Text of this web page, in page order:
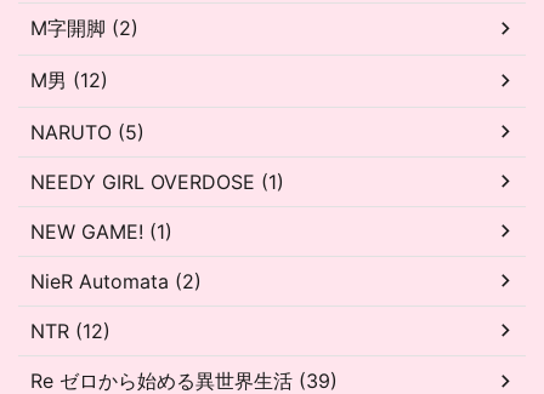
M字開脚 (2)
M男 (12)
NARUTO (5)
NEEDY GIRL OVERDOSE (1)
NEW GAME! (1)
NieR Automata (2)
NTR (12)
Re ゼロから始める異世界生活 (39)